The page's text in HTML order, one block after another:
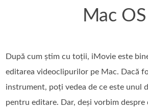
Mac OS
După cum știm cu toții, iMovie este
editarea videoclipurilor pe Mac. Dacă
instrument, poți vedea de ce este unul
pentru editare. Dar, deși vorbim